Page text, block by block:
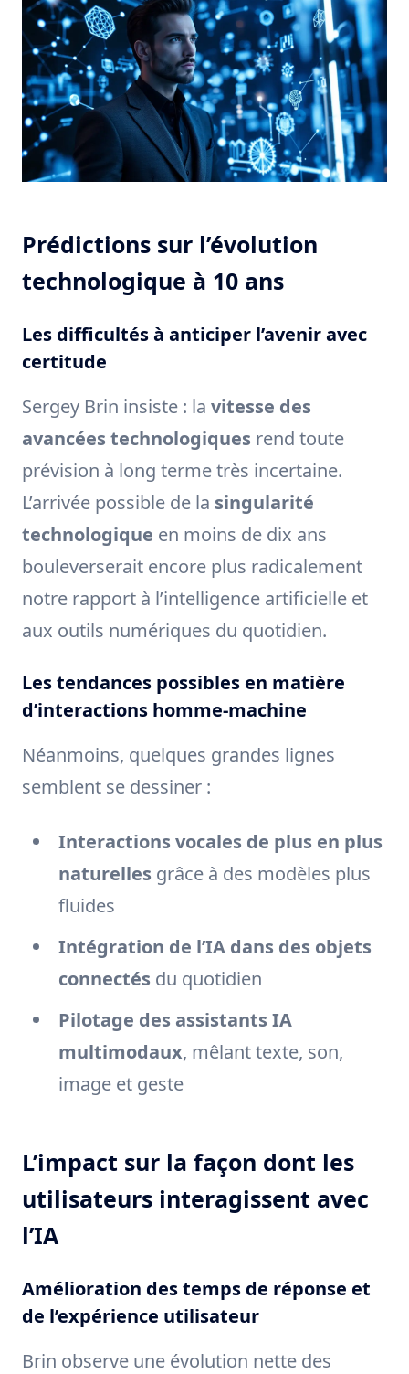
Prédictions sur l’évolution
technologique à 10 ans
Les difficultés à anticiper l’avenir avec
certitude
Sergey Brin insiste : la vitesse des
avancées technologiques rend toute
prévision à long terme très incertaine.
L’arrivée possible de la singularité
technologique en moins de dix ans
bouleverserait encore plus radicalement
notre rapport à l’intelligence artificielle et
aux outils numériques du quotidien.
Les tendances possibles en matière
d’interactions homme-machine
Néanmoins, quelques grandes lignes
semblent se dessiner :
Interactions vocales de plus en plus
naturelles grâce à des modèles plus
fluides
Intégration de l’IA dans des objets
connectés du quotidien
Pilotage des assistants IA
multimodaux, mêlant texte, son,
image et geste
L’impact sur la façon dont les
utilisateurs interagissent avec
l’IA
Amélioration des temps de réponse et
de l’expérience utilisateur
Brin observe une évolution nette des